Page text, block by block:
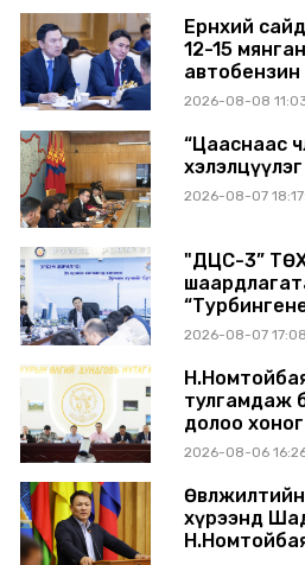
БАЙНА
Ерөнхий
12-15
автобензин
хүсэлт
2026-08-08
“Цааснаас
2026-08-07
"ДЦС-3”
шинэчлэлийн
2026-08-07
тулгамдаж
долоо
газрын
2026-08-06
хүрээнд